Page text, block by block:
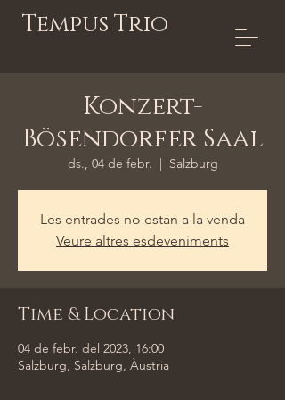
Tempus Trio
Konzert-
Bösendorfer Saal
ds., 04 de febr.
  |
Salzburg
Les entrades no estan a la venda
Veure altres esdeveniments
Time & Location
04 de febr. del 2023, 16:00
Salzburg, Salzburg, Àustria